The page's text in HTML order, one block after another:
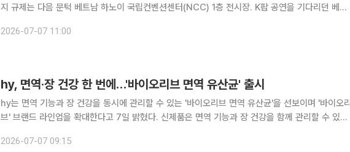
지 규제는 다음 문턱 베트남 하노이 국립컨벤션센터(NCC) 1층 전시장. K팝 공연을 기다리던 베트
도 줄이 이어졌다. 위너 공연을 보러 왔다는 27세 회사원 푹
2026-07-07 11:00
hy, 면역·장 건강 한 번에…'바이오리브 면역 유산균' 출시
hy는 면역 기능과 장 건강을 동시에 관리할 수 있는 '바이오리브 면역 유산균'을 선보이며 '바이오리
브' 브랜드 라인업을 확대한다고 7일 밝혔다. 신제품은 면역 기능과 장 건강을 함께 관리할 수 있도
원료는 인삼 뿌리에서 분리한 유산균으로, 식품의약품
2026-07-07 09:15